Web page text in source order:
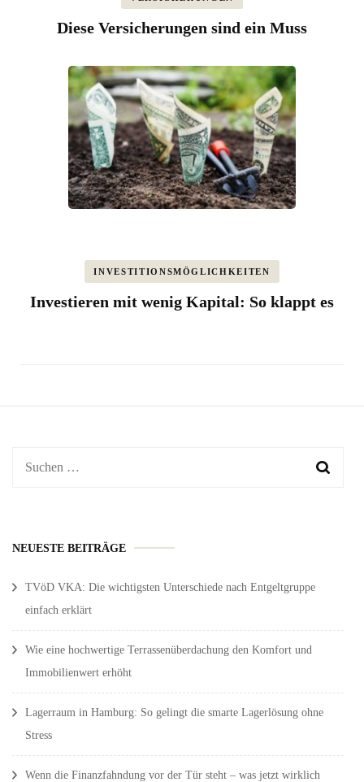
Diese Versicherungen sind ein Muss
INVESTITIONSMÖGLICHKEITEN
Investieren mit wenig Kapital: So klappt es
Suchen
NEUESTE BEITRÄGE
TVöD VKA: Die wichtigsten Unterschiede nach Entgeltgruppe
einfach erklärt
Wie eine hochwertige Terrassenüberdachung den Komfort und
Immobilienwert erhöht
Lagerraum in Hamburg: So gelingt die smarte Lagerlösung ohne
Stress
Wenn die Finanzfahndung vor der Tür steht – was jetzt wirklich